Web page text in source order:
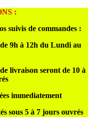
:
suivis de commandes :
9h à 12h du Lundi au
livraison seront de 10 à
immediatement
sous 5 à 7 jours ouvrés